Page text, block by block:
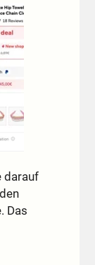
darauf
Das